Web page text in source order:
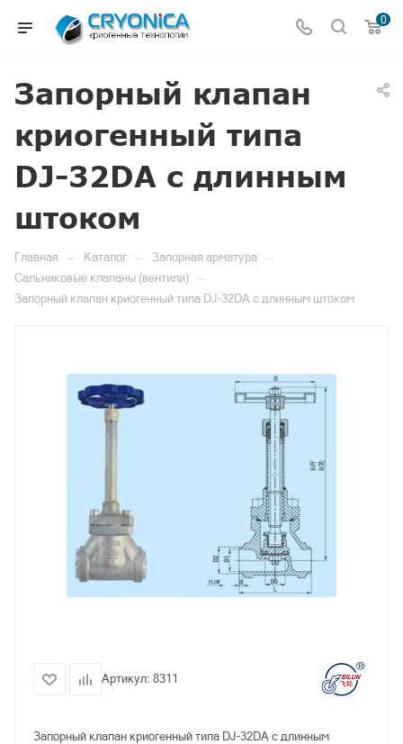
0
Запорный клапан
криогенный типа
DJ-32DA с длинным
штоком
Главная — Каталог — Запорная арматура —
Сальниковые клапаны (вентили) —
Запорный клапан криогенный типа DJ-32DA с длинным штоком
Артикул: 8311
Запорный клапан криогенный типа DJ-32DA с длинным